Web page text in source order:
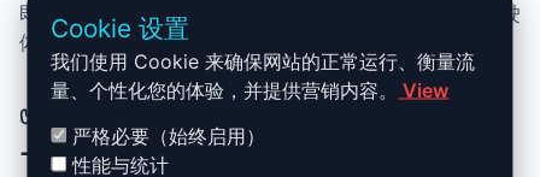
即可提升动力、扭矩并优化油耗。非常适合追求更灵敏驾驶
体验且希望保持原厂可靠性的车主。
✅ Audi A5 - MK1 - 2007 -> 2011 S5
- 3.0 TFSI - 333ch Stage 1 升级优势
Cookie 设置
我们使用 Cookie 来确保网站的正常运行、衡量流
量、个性化您的体验，并提供营销内容。
View
严格必要（始终启用）
性能与统计